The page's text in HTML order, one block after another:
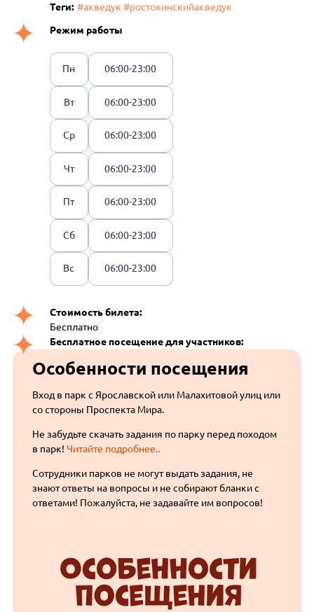
Теги: #акведук #ростокинскийакведук
Режим работы
Пн 06:00-23:00
Вт 06:00-23:00
Ср 06:00-23:00
Чт 06:00-23:00
Пт 06:00-23:00
Сб 06:00-23:00
Вс 06:00-23:00
Стоимость билета:
Бесплатно
Бесплатное посещение для участников:
Особенности посещения
Вход в парк с Ярославской или Малахитовой улиц или
со стороны Проспекта Мира.
Не забудьте скачать задания по парку перед походом
в парк!Читайте подробнее..
Сотрудники парков не могут выдать задания, не
знают ответы на вопросы и не собирают бланки с
ответами! Пожалуйста, не задавайте им вопросов!